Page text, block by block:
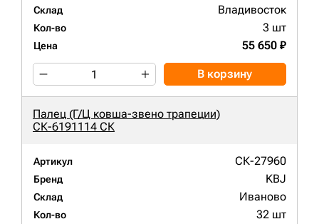
Склад Владивосток
Кол-во 3 шт
Цена 55 650 ₽
В корзину
Палец (Г/Ц ковша-звено трапеции)
СК-6191114 СК
Артикул СК-27960
Бренд KBJ
Склад Иваново
Кол-во 32 шт